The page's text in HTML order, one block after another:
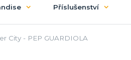
Příslušenství
City - PEP GUARDIOLA